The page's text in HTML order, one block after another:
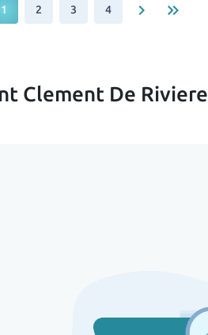
1 2 3 4 keyboard_arrow_right keyboard_double_arrow_right
Clement De Riviere